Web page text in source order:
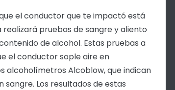
el conductor que te impactó está
pruebas de sangre y aliento
de alcohol. Estas pruebas a
el conductor sople aire en
alcoholímetros Alcoblow, que indican
sangre. Los resultados de estas